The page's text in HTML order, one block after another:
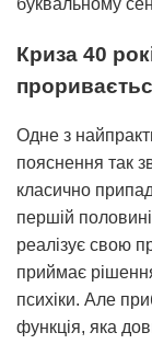
буквальному
Криза 40
Одне з
пояснення так
класично
першій
реалізує свою
приймає
психіки. Але
функція, яка